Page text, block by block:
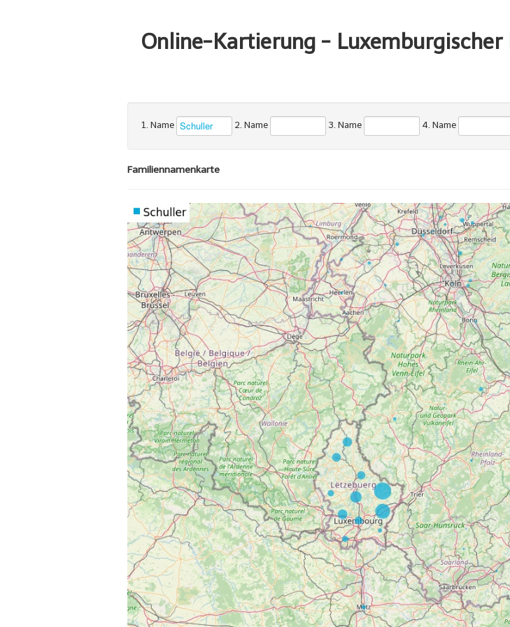
Online-Kartierung - Luxemburgischer
1. Name 2. Name 3. Name 4. Name
Familiennamenkarte